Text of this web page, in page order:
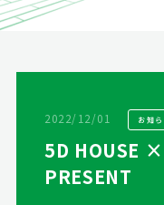
2022/12/01 お知
5D HOUSE
PRESENT